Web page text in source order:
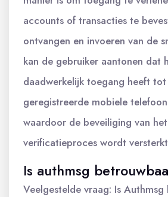
accounts of transacties te
ontvangen en invoeren van de
kan de gebruiker aantonen dat
daadwerkelijk toegang heeft
geregistreerde mobiele
waardoor de beveiliging van het
verificatieproces wordt
Is authmsg
Veelgestelde vraag: Is